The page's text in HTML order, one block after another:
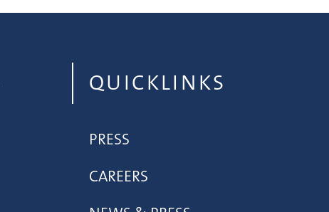
QUICKLINKS
PRESS
CAREERS